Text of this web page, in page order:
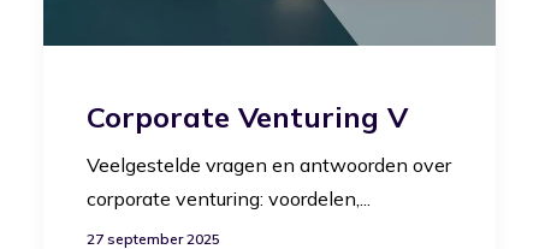
Corporate Venturing V
Veelgestelde vragen en antwoorden over
corporate venturing: voordelen,...
27 september 2025